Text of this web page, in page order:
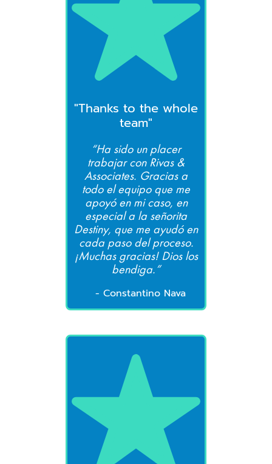
"Thanks to the whole
team"
“Ha sido un placer
trabajar con Rivas &
Associates. Gracias a
todo el equipo que me
apoyó en mi caso, en
especial a la señorita
Destiny, que me ayudó en
cada paso del proceso.
¡Muchas gracias! Dios los
bendiga.”
- Constantino Nava